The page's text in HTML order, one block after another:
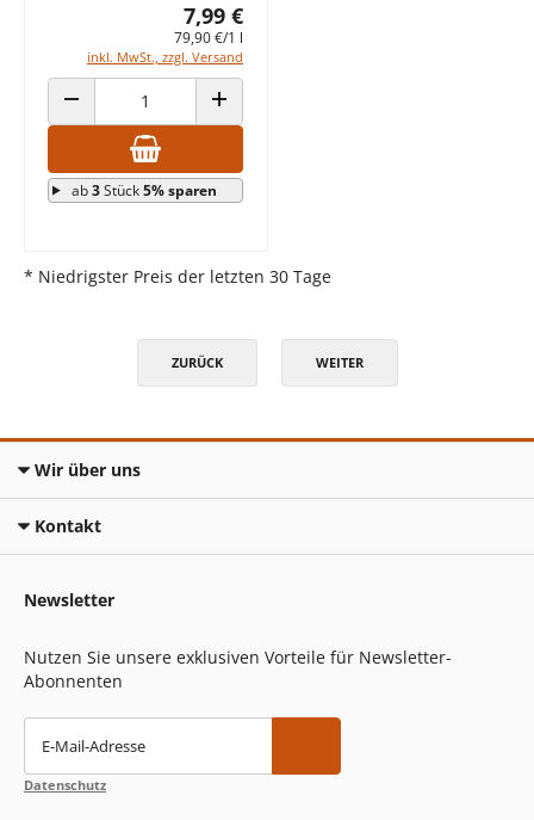
7,99 €
79,90 €/1 l
inkl. MwSt., zzgl. Versand
ANZAHL VERRINGERN ANZAHL ERHÖHEN
ab3Stück5% sparen
* Niedrigster Preis der letzten 30 Tage
ZURÜCK WEITER
Wir über uns
Kontakt
Newsletter
Nutzen Sie unsere exklusiven Vorteile für Newsletter-
Abonnenten
E-Mail-Adresse
Datenschutz